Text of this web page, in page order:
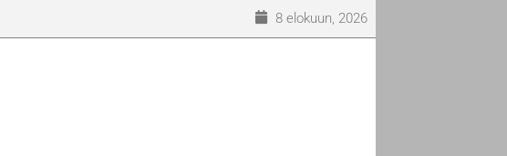
8 elokuun, 2026